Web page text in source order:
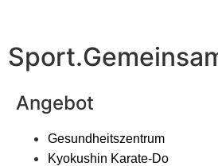
Angebot
Gesundheitszentrum
Kyokushin Karate-Do